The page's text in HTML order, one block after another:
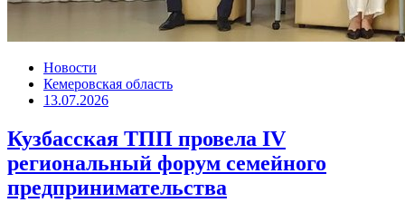
Новости
Кемеровская область
13.07.2026
Кузбасская ТПП провела IV
региональный форум семейного
предпринимательства